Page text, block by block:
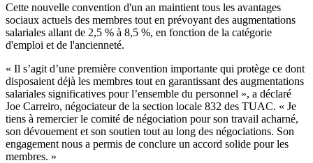
Cette nouvelle convention d'un an maintient tous les avantages
sociaux actuels des membres tout en prévoyant des augmentations
salariales allant de 2,5 % à 8,5 %, en fonction de la catégorie
d'emploi et de l'ancienneté.
« Il s’agit d’une première convention importante qui protège ce dont
disposaient déjà les membres tout en garantissant des augmentations
salariales significatives pour l’ensemble du personnel », a déclaré
Joe Carreiro, négociateur de la section locale 832 des TUAC. « Je
tiens à remercier le comité de négociation pour son travail acharné,
son dévouement et son soutien tout au long des négociations. Son
engagement nous a permis de conclure un accord solide pour les
membres. »